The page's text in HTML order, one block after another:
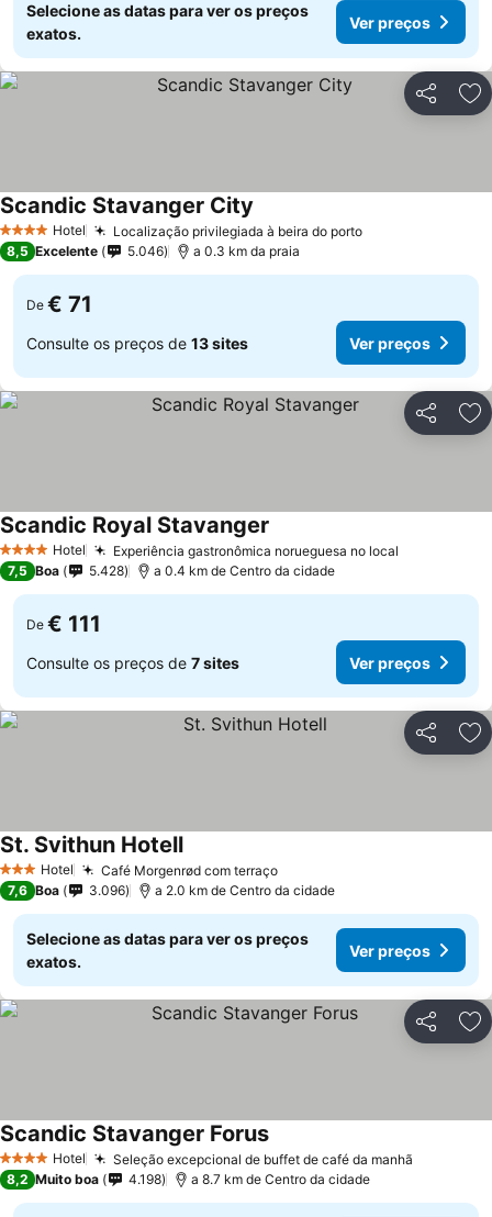
Selecione as datas para ver os preços
exatos.
Ver preços
Partilhar
4 EstrelasHotel Localização privilegiada à beira do porto
Scandic Stavanger City
8,5 Excelente 5.046 a 0.3 km da praia
De € 71
Consulte os preços de 13 sites Ver preços
Partilhar
4 EstrelasHotel Experiência gastronômica norueguesa no local
Scandic Royal Stavanger
7,5 Boa 5.428 a 0.4 km de Centro da cidade
De € 111
Consulte os preços de 7 sites Ver preços
Partilhar
3 EstrelasHotel Café Morgenrød com terraço
St. Svithun Hotell
7,6 Boa 3.096 a 2.0 km de Centro da cidade
Selecione as datas para ver os preços
exatos.
Ver preços
Partilhar
4 EstrelasHotel Seleção excepcional de buffet de café da manhã
Scandic Stavanger Forus
8,2 Muito boa 4.198 a 8.7 km de Centro da cidade